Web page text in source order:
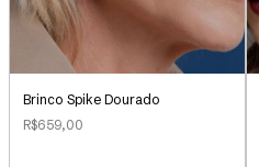
Brinco Spike Dourado
R$659,00